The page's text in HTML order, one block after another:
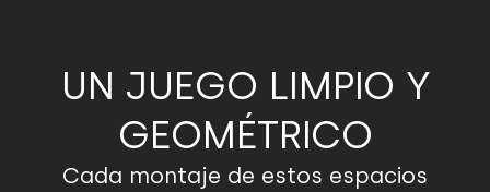
UN JUEGO LIMPIO Y
GEOMÉTRICO
Cada montaje de estos espacios